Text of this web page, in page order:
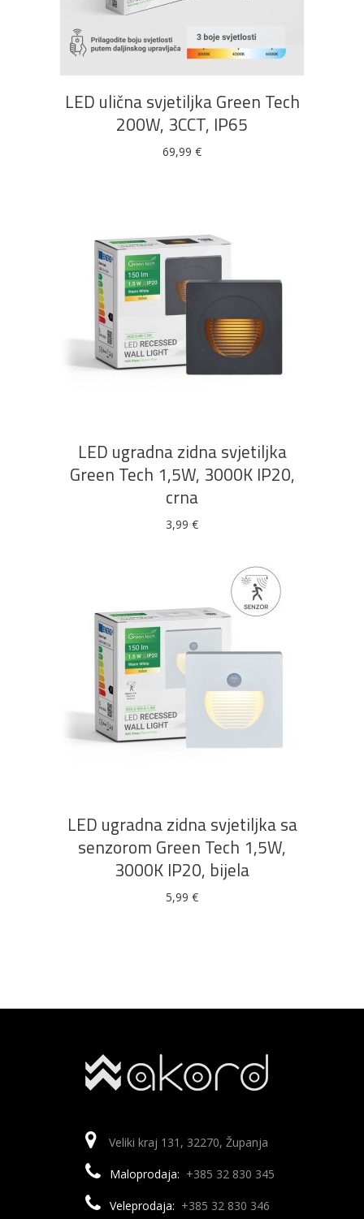
DODAJ U KOŠARICU
LED ulična svjetiljka Green Tech
200W, 3CCT, IP65
69,99 €
DODAJ U KOŠARICU
LED ugradna zidna svjetiljka
Green Tech 1,5W, 3000K IP20,
crna
3,99 €
DODAJ U KOŠARICU
LED ugradna zidna svjetiljka sa
senzorom Green Tech 1,5W,
3000K IP20, bijela
5,99 €
Veliki kraj 131, 32270, Županja
Maloprodaja: +385 32 830 345
Veleprodaja: +385 32 830 346